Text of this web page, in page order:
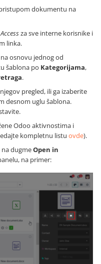
dokumentu na
za sve interne korisnike i
linka.
osnovu jednog od
šablona po Kategorijama,
.
pregled, ili ga izaberite
desnom uglu šablona.
Odoo aktivnostima i
kompletnu listu ovde).
na dugmeOpen in
na primer: